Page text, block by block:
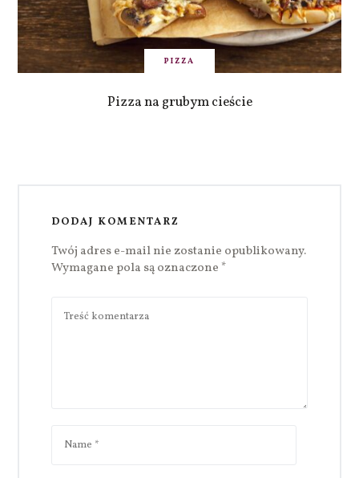
PIZZA
Pizza na grubym cieście
DODAJ KOMENTARZ
Twój adres e-mail nie zostanie opublikowany.
Wymagane pola są oznaczone *